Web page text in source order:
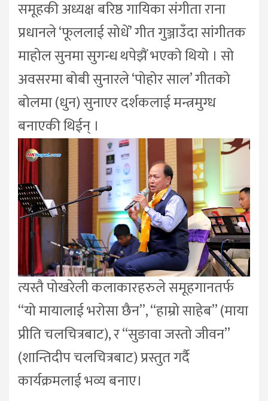
समूहकी अध्यक्ष बरिष्ठ गायिका संगीता राना
प्रधानले ‘फूललाई सोधें’ गीत गुञ्जाउँदा सांगीतक
माहोल सुनमा सुगन्ध थपेझैं भएको थियो । सो
अवसरमा बोबी सुनारले ‘पोहोर साल’ गीतको
बोलमा (धुन) सुनाएर दर्शकलाई मन्त्रमुग्ध
बनाएकी थिईन् ।
त्यस्तै पोखरेली कलाकारहरुले समूहगानतर्फ
“यो मायालाई भरोसा छैन”, “हाम्रो साहेब” (माया
प्रीति चलचित्रबाट), र “सुङावा जस्तो जीवन”
(शान्तिदीप चलचित्रबाट) प्रस्तुत गर्दै
कार्यक्रमलाई भव्य बनाए।